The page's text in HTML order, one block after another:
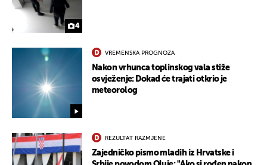
4
VREMENSKA PROGNOZA
Nakon vrhunca toplinskog vala stiže
osvježenje: Dokad će trajati otkrio je
meteorolog
REZULTAT RAZMJENE
Zajedničko pismo mladih iz Hrvatske i